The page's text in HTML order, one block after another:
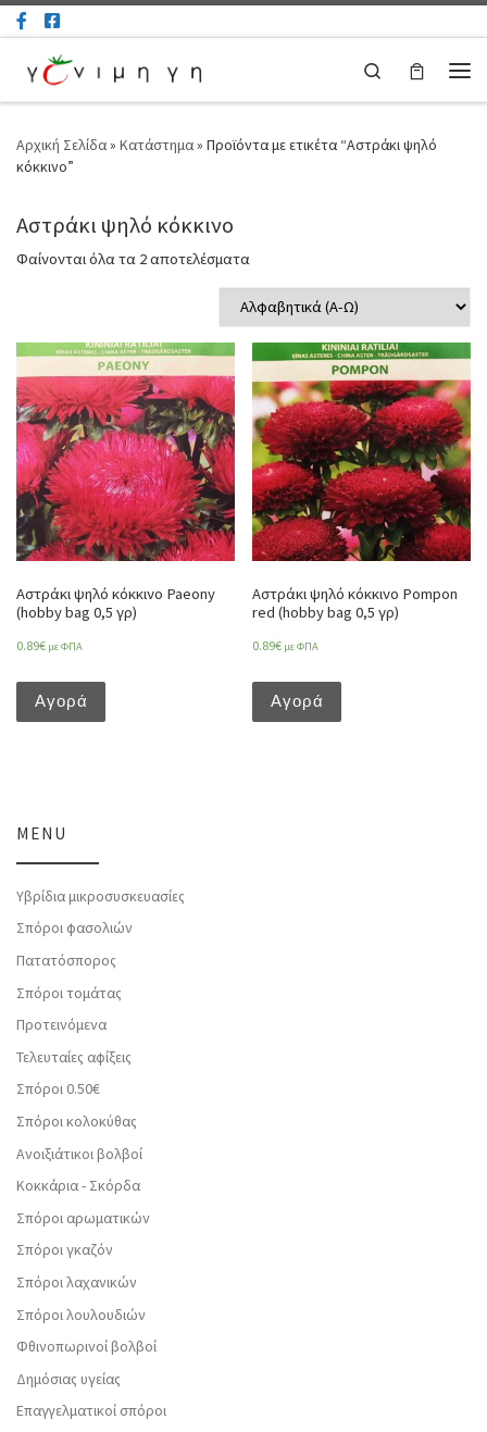
Μετάβαση στο περιεχόμενο
Search
Αρχική Σελίδα» Κατάστημα» Προϊόντα με ετικέτα “Αστράκι ψηλό
κόκκινο”
Αστράκι ψηλό κόκκινο
Φαίνονται όλα τα 2 αποτελέσματα
Αστράκι ψηλό κόκκινο Paeony
(hobby bag 0,5 γρ)
0.89€ με ΦΠΑ
Αγορά
Αστράκι ψηλό κόκκινο Pompon
red (hobby bag 0,5 γρ)
0.89€ με ΦΠΑ
Αγορά
MENU
Υβρίδια μικροσυσκευασίες
Σπόροι φασολιών
Πατατόσπορος
Σπόροι τομάτας
Προτεινόμενα
Τελευταίες αφίξεις
Σπόροι 0.50€
Σπόροι κολοκύθας
Ανοιξιάτικοι βολβοί
Κοκκάρια - Σκόρδα
Σπόροι αρωματικών
Σπόροι γκαζόν
Σπόροι λαχανικών
Σπόροι λουλουδιών
Φθινοπωρινοί βολβοί
Δημόσιας υγείας
Επαγγελματικοί σπόροι